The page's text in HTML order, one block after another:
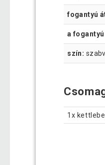
fogantyú
a
szín:
1x kettlebell